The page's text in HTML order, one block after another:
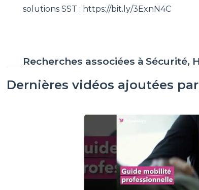
solutions SST : https://bit.ly/3ExnN4C
Recherches associées à Sécurité,
Dernières vidéos ajoutées par